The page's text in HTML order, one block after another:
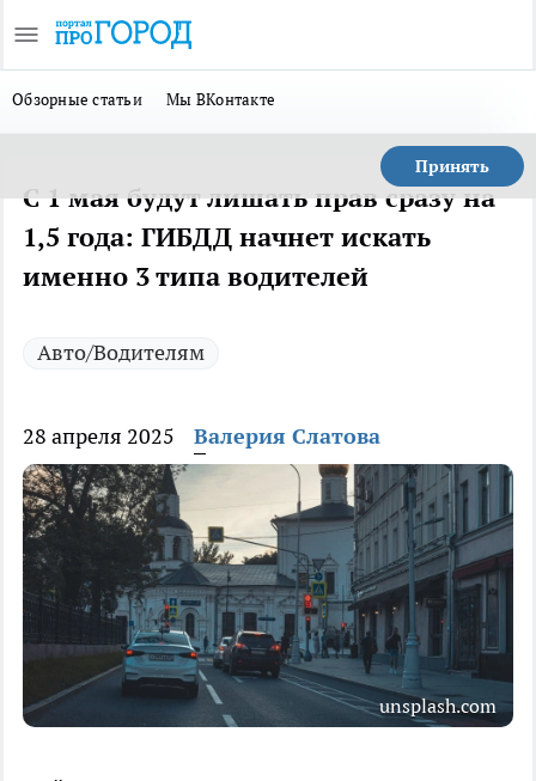
Обзорные статьи Мы ВКонтакте
Принять
С 1 мая будут лишать прав сразу на
1,5 года: ГИБДД начнет искать
именно 3 типа водителей
Авто/Водителям
28 апреля 2025 Валерия Слатова
unsplash.com